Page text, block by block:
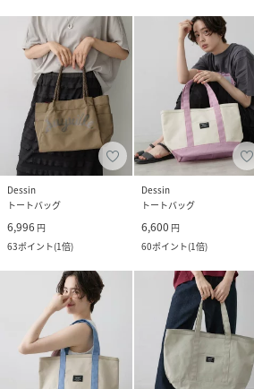
Dessin
トートバッグ
6,996 円
63ポイント(1倍)
Dessin
トートバッグ
6,600 円
60ポイント(1倍)